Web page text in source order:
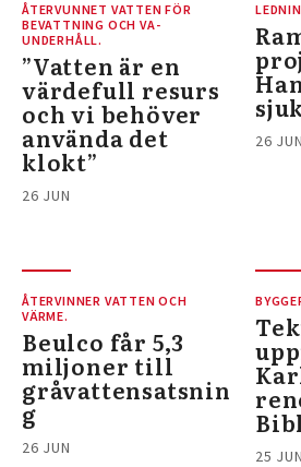
ÅTERVUNNET VATTEN FÖR
BEVATTNING OCH VA-
UNDERHÅLL.
”Vatten är en
värdefull resurs
och vi behöver
använda det
klokt”
26 JUN
26 JUN
ÅTERVINNER VATTEN OCH
VÄRME.
Beulco får 5,3
miljoner till
gråvattensatsnin
g
26 JUN 25 JUN